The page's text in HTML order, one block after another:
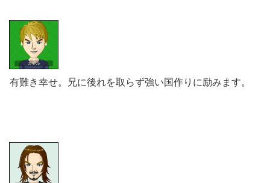
有難き幸せ。兄に後れを取らず強い国作りに励みます。